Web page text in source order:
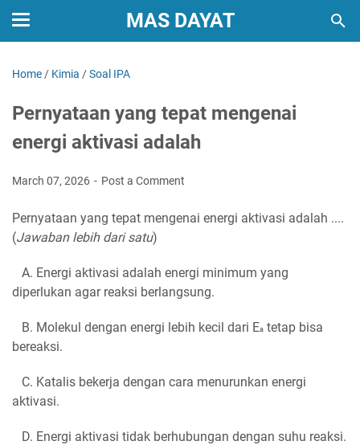
MAS DAYAT
Home / Kimia /Soal IPA
Pernyataan yang tepat mengenai
energi aktivasi adalah
March 07, 2026 Post a Comment
Pernyataan yang tepat mengenai energi aktivasi adalah ....
(Jawaban lebih dari satu)
A. Energi aktivasi adalah energi minimum yang
diperlukan agar reaksi berlangsung.
B. Molekul dengan energi lebih kecil dari Ea tetap bisa
bereaksi.
C. Katalis bekerja dengan cara menurunkan energi
aktivasi.
D. Energi aktivasi tidak berhubungan dengan suhu reaksi.